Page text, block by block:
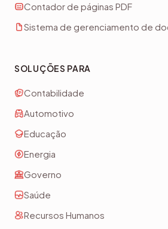
Contador de páginas PDF
Sistema de gerenciamento de
SOLUÇÕES PARA
Contabilidade
Automotivo
Educação
Energia
Governo
Saúde
Recursos Humanos